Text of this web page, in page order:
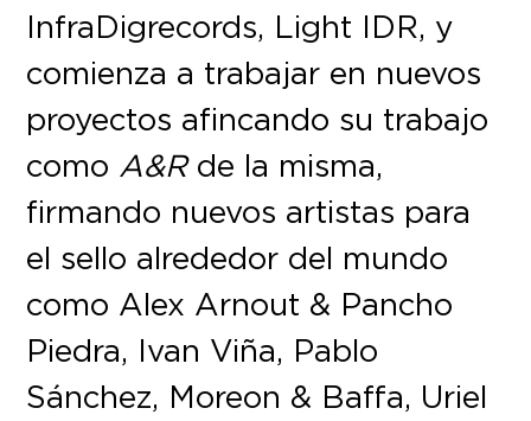
InfraDigrecords, Light IDR, y
comienza a trabajar en nuevos
proyectos afincando su trabajo
como A&Rde la misma,
firmando nuevos artistas para
el sello alrededor del mundo
como Alex Arnout & Pancho
Piedra, Ivan Viña, Pablo
Sánchez, Moreon & Baffa, Uriel